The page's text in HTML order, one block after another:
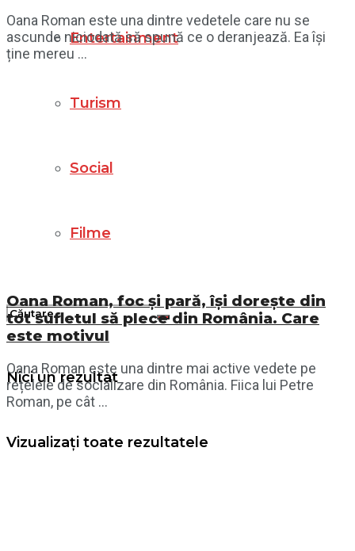
Entertainment
Turism
Social
Filme
Nici un rezultat
Vizualizați toate rezultatele
Oana Roman este una dintre vedetele care nu se
ascunde niciodată să spună ce o deranjează. Ea își
ține mereu ...
Oana Roman, foc și pară, își dorește din
tot sufletul să plece din România. Care
este motivul
Oana Roman este una dintre mai active vedete pe
rețelele de socializare din România. Fiica lui Petre
Roman, pe cât ...